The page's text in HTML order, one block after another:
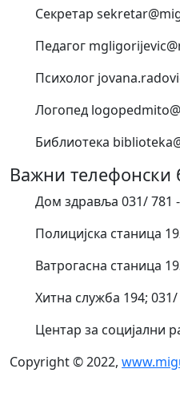
Секретар
Педагог
Психолог
Логопед
Библиотека
Важни телефонски
Дом здравља 031/ 781
Полицијска станица
Ватрогасна станица
Хитна служба 194;
Центар за социјални
Copyright © 2022,